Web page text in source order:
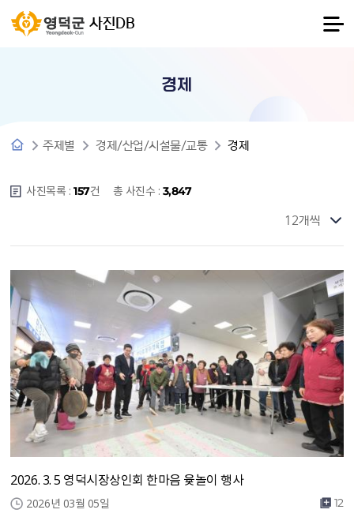
사진DB
경제
주제별 경제/산업/시설물/교통 경제
사진목록 :157건 총 사진수 : 3,847
2026. 3. 5 영덕시장상인회 한마음 윷놀이 행사
2026년 03월 05일 12